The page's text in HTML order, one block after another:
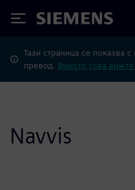
Siemens
Тази страница се показва
превод. Вместо това вижте
Navvis